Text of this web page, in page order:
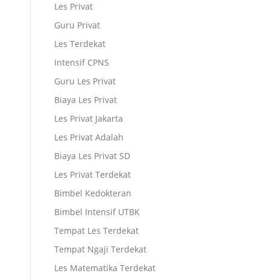
Les Privat
Guru Privat
Les Terdekat
Intensif CPNS
Guru Les Privat
Biaya Les Privat
Les Privat Jakarta
Les Privat Adalah
Biaya Les Privat SD
Les Privat Terdekat
Bimbel Kedokteran
Bimbel Intensif UTBK
Tempat Les Terdekat
Tempat Ngaji Terdekat
Les Matematika Terdekat